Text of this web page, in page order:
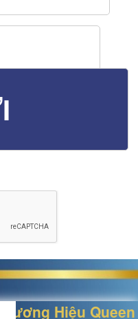
Hiệu Queen